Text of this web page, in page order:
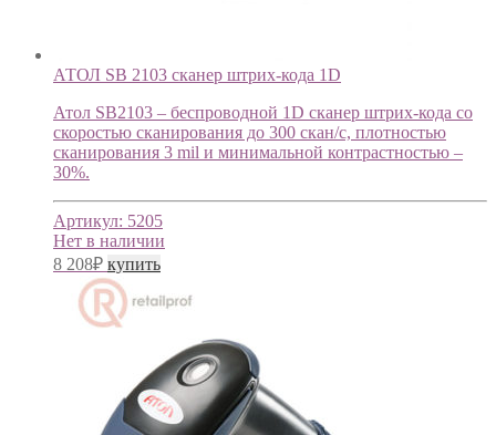
АТОЛ SB 2103 cканер штрих-кода 1D
Атол SB2103 – беспроводной 1D сканер штрих-кода со
скоростью сканирования до 300 скан/с, плотностью
сканирования 3 mil и минимальной контрастностью –
30%.
Артикул: 5205
Нет в наличии
8 208₽ купить